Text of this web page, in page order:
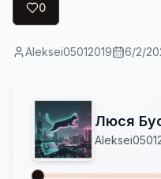
0
Aleksei05012019 6/2/
Люся